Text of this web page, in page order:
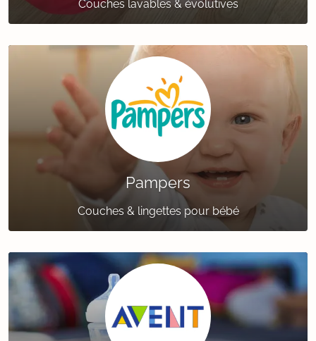
Couches lavables & évolutives
Pampers
Couches & lingettes pour bébé